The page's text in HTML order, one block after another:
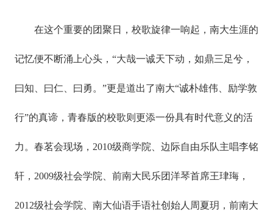
在这个重要的团聚日，校歌旋律一响起，南大生涯的
记忆便不断涌上心头，“大哉一诚天下动，如鼎三足兮，
曰知、曰仁、曰勇。”更是道出了南大“诚朴雄伟、励学敦
行”的真谛，青春版的校歌则更添一份具有时代意义的活
力。春茗会现场，2010级商学院、边际自由乐队主唱李铭
轩，2009级社会学院、前南大民乐团洋琴首席王珒珻，
2012级社会学院、南大仙语手语社创始人周夏玥，前南大